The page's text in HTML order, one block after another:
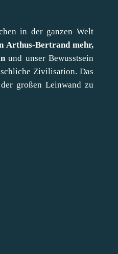
in der ganzen Welt
Arthus-Bertrand mehr,
und unser Bewusstsein
Zivilisation. Das
großen Leinwand zu